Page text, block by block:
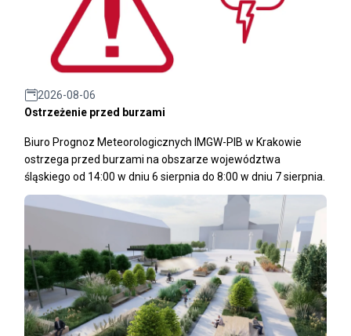
2026-08-06
Ostrzeżenie przed burzami
Biuro Prognoz Meteorologicznych IMGW-PIB w Krakowie
ostrzega przed burzami na obszarze województwa
śląskiego od 14:00 w dniu 6 sierpnia do 8:00 w dniu 7 sierpnia.